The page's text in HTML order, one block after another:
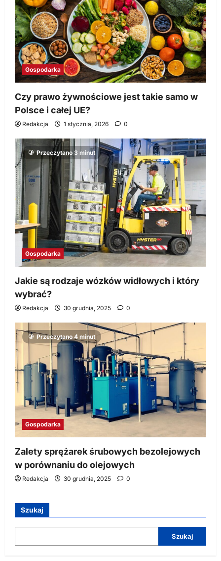
Gospodarka
Czy prawo żywnościowe jest takie samo w
Polsce i całej UE?
Redakcja 1 stycznia, 2026 0
Przeczytano 3 minut
Gospodarka
Jakie są rodzaje wózków widłowych i który
wybrać?
Redakcja 30 grudnia, 2025 0
Przeczytano 4 minut
Gospodarka
Zalety sprężarek śrubowych bezolejowych
w porównaniu do olejowych
Redakcja 30 grudnia, 2025 0
Szukaj
Szukaj